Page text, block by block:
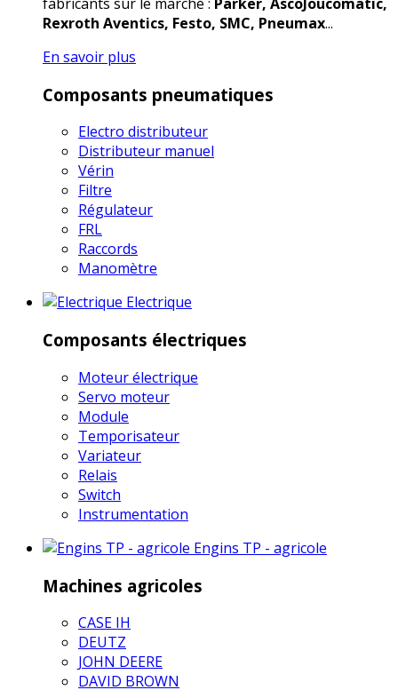
Rexroth Aventics, Festo, SMC, Pneumax...
En savoir plus
Composants pneumatiques
Electro distributeur
Distributeur manuel
Vérin
Filtre
Régulateur
FRL
Raccords
Manomètre
Electrique
Composants électriques
Moteur électrique
Servo moteur
Module
Temporisateur
Variateur
Relais
Switch
Instrumentation
Engins TP - agricole
Machines agricoles
CASE IH
DEUTZ
JOHN DEERE
DAVID BROWN